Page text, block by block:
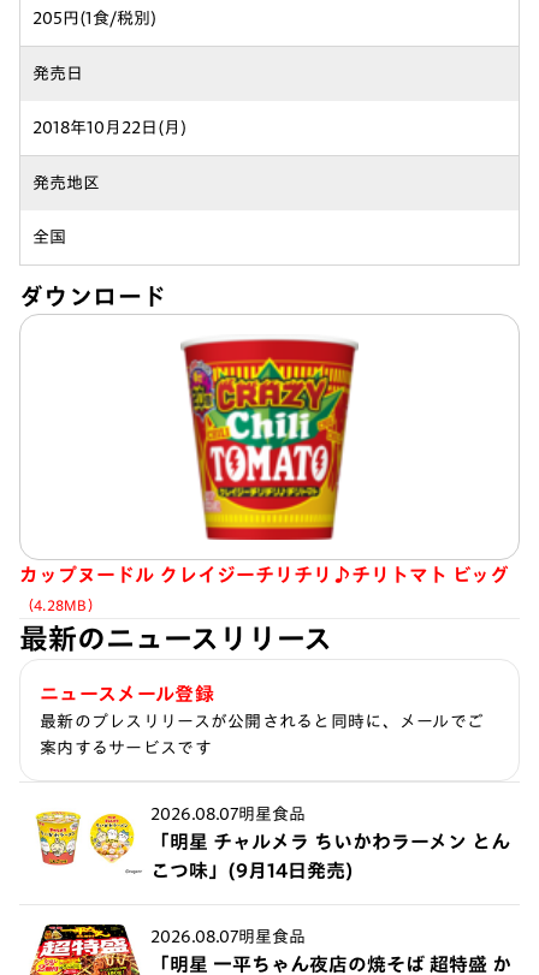
205円(1食/税別)
発売日
2018年10月22日(月)
発売地区
全国
ダウンロード
カップヌードル クレイジーチリチリ♪チリトマト ビッグ
（4.28MB）
最新のニュースリリース
ニュースメール登録
最新のプレスリリースが公開されると同時に、メールでご
案内するサービスです
2026.08.07明星食品
「明星 チャルメラ ちいかわラーメン とん
こつ味」(9月14日発売)
2026.08.07明星食品
「明星 一平ちゃん夜店の焼そば 超特盛 か